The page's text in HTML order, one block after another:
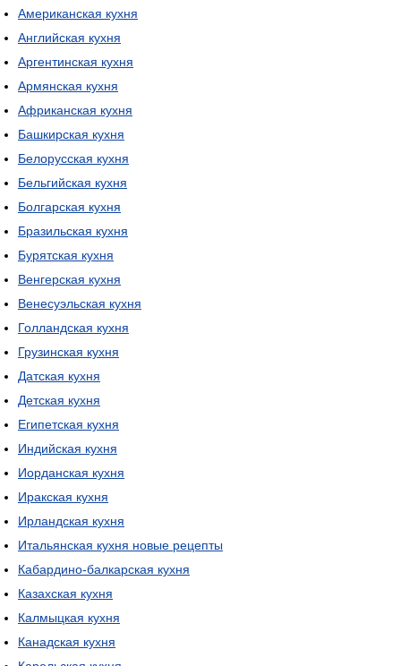
Американская кухня
Английская кухня
Аргентинская кухня
Армянская кухня
Африканская кухня
Башкирская кухня
Белорусская кухня
Бельгийская кухня
Болгарская кухня
Бразильская кухня
Бурятская кухня
Венгерская кухня
Венесуэльская кухня
Голландская кухня
Грузинская кухня
Датская кухня
Детская кухня
Египетская кухня
Индийская кухня
Иорданская кухня
Иракская кухня
Ирландская кухня
Итальянская кухня новые рецепты
Кабардино-балкарская кухня
Казахская кухня
Калмыцкая кухня
Канадская кухня